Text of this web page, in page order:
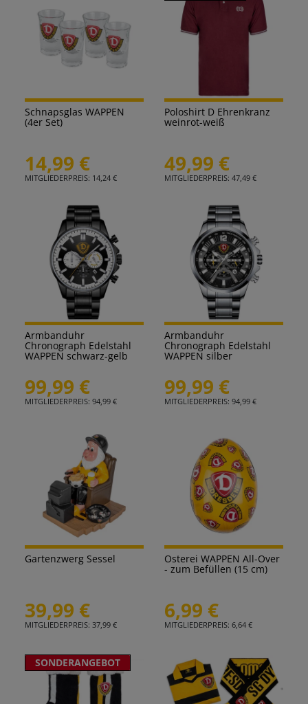
Schnapsglas WAPPEN
(4er Set)
14,99 €
MITGLIEDERPREIS: 14,24 €
Poloshirt D Ehrenkranz
weinrot-weiß
49,99 €
MITGLIEDERPREIS: 47,49 €
Armbanduhr
Chronograph Edelstahl
WAPPEN schwarz-gelb
99,99 €
MITGLIEDERPREIS: 94,99 €
Armbanduhr
Chronograph Edelstahl
WAPPEN silber
99,99 €
MITGLIEDERPREIS: 94,99 €
Gartenzwerg Sessel
39,99 €
MITGLIEDERPREIS: 37,99 €
Osterei WAPPEN All-Over
- zum Befüllen (15 cm)
6,99 €
MITGLIEDERPREIS: 6,64 €
SONDERANGEBOT